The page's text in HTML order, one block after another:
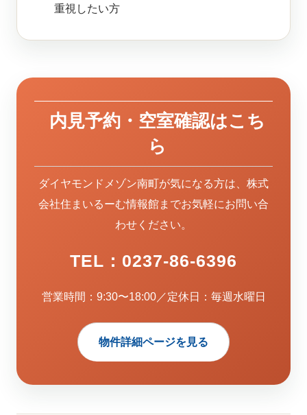
重視したい方
内見予約・空室確認はこち
ら
ダイヤモンドメゾン南町が気になる方は、株式
会社住まいるーむ情報館までお気軽にお問い合
わせください。
TEL：0237-86-6396
営業時間：9:30〜18:00／定休日：毎週水曜日
物件詳細ページを見る